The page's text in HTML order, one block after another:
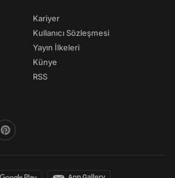
Kariyer
Kullanıcı Sözleşmesi
Yayın İlkeleri
Künye
RSS